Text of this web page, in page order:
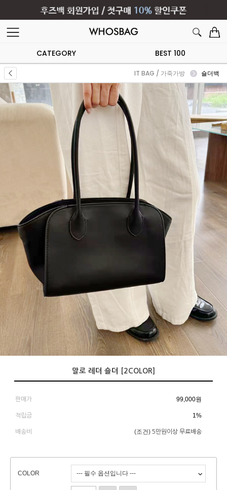
CATEGORY BEST 100
IT BAG / 가죽가방 숄더백
말로 레더 숄더 [2COLOR]
판매가 99,000원
적립금 1%
배송비 (조건) 5만원이상 무료배송
COLOR